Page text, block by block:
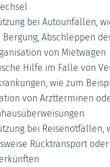
bei Autounfällen,
Abschleppen
von Mietwagen
Hilfe im Falle von
wie zum
von Arztterminen
bei Reisenotfällen,
Rücktransport